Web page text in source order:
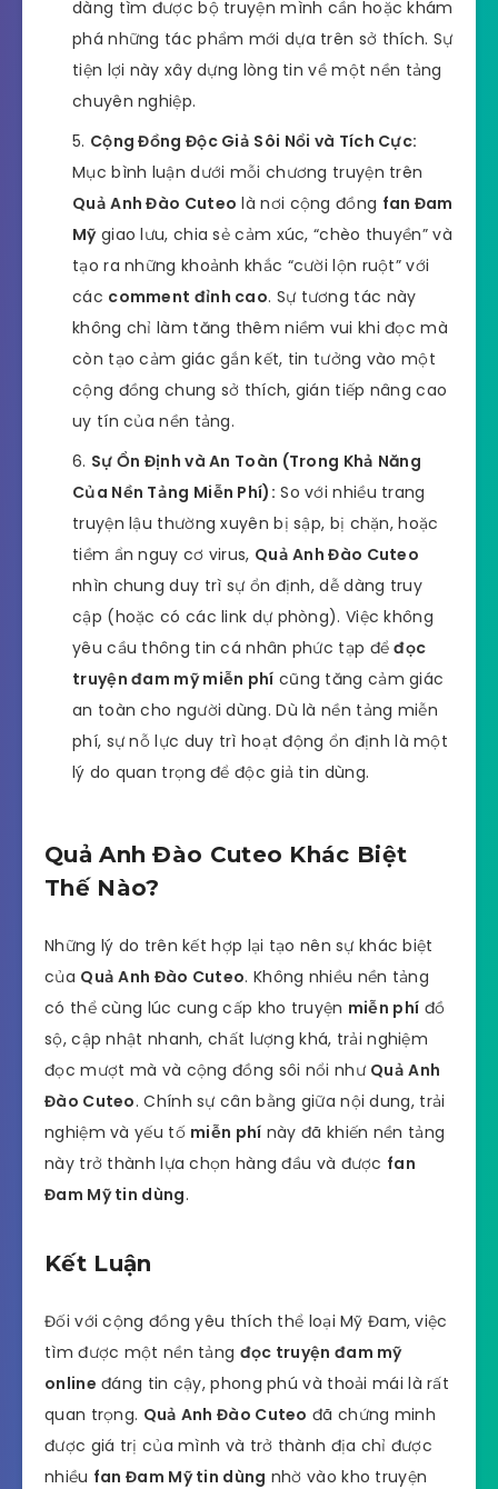
dàng tìm được bộ truyện mình cần hoặc khám
phá những tác phẩm mới dựa trên sở thích. Sự
tiện lợi này xây dựng lòng tin về một nền tảng
chuyên nghiệp.
Cộng Đồng Độc Giả Sôi Nổi và Tích Cực:
Mục bình luận dưới mỗi chương truyện trên
Quả Anh Đào Cuteo là nơi cộng đồng fan Đam
Mỹgiao lưu, chia sẻ cảm xúc, “chèo thuyền” và
tạo ra những khoảnh khắc “cười lộn ruột” với
các comment đỉnh cao. Sự tương tác này
không chỉ làm tăng thêm niềm vui khi đọc mà
còn tạo cảm giác gắn kết, tin tưởng vào một
cộng đồng chung sở thích, gián tiếp nâng cao
uy tín của nền tảng.
Sự Ổn Định và An Toàn (Trong Khả Năng
Của Nền Tảng Miễn Phí): So với nhiều trang
truyện lậu thường xuyên bị sập, bị chặn, hoặc
tiềm ẩn nguy cơ virus, Quả Anh Đào Cuteo
nhìn chung duy trì sự ổn định, dễ dàng truy
cập (hoặc có các link dự phòng). Việc không
yêu cầu thông tin cá nhân phức tạp đểđọc
truyện đam mỹ miễn phí cũng tăng cảm giác
an toàn cho người dùng. Dù là nền tảng miễn
phí, sự nỗ lực duy trì hoạt động ổn định là một
lý do quan trọng để độc giả tin dùng.
Quả Anh Đào Cuteo Khác Biệt
Thế Nào?
Những lý do trên kết hợp lại tạo nên sự khác biệt
của Quả Anh Đào Cuteo. Không nhiều nền tảng
có thể cùng lúc cung cấp kho truyện miễn phí đồ
sộ, cập nhật nhanh, chất lượng khá, trải nghiệm
đọc mượt mà và cộng đồng sôi nổi như Quả Anh
Đào Cuteo. Chính sự cân bằng giữa nội dung, trải
nghiệm và yếu tố miễn phí này đã khiến nền tảng
này trở thành lựa chọn hàng đầu và được fan
Đam Mỹ tin dùng.
Kết Luận
Đối với cộng đồng yêu thích thể loại Mỹ Đam, việc
tìm được một nền tảng đọc truyện đam mỹ
online đáng tin cậy, phong phú và thoải mái là rất
quan trọng. Quả Anh Đào Cuteo đã chứng minh
được giá trị của mình và trở thành địa chỉ được
nhiều fan Đam Mỹ tin dùng nhờ vào kho truyện